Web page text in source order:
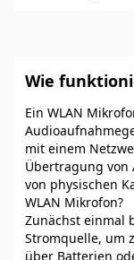
Wie
Ein WLAN
mit einem
Übertragung
von physischen
WLAN Mikrofon?
Zunächst einmal
Stromquelle, um
über Batterien